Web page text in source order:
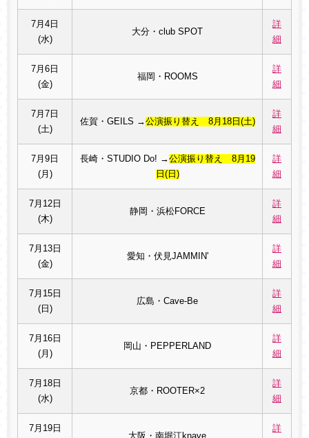
7月4日
(水)
大分・club SPOT
詳
細
7月6日
(金)
福岡・ROOMS
詳
細
7月7日
(土)
佐賀・GEILS →公演振り替え 8月18日(土)
詳
細
7月9日
(月)
長崎・STUDIO Do! →公演振り替え 8月19
日(日)
詳
細
7月12日
(木)
静岡・浜松FORCE
詳
細
7月13日
(金)
愛知・伏見JAMMIN'
詳
細
7月15日
(日)
広島・Cave-Be
詳
細
7月16日
(月)
岡山・PEPPERLAND
詳
細
7月18日
(水)
京都・ROOTER×2
詳
細
7月19日
大阪・南堀江knave
詳